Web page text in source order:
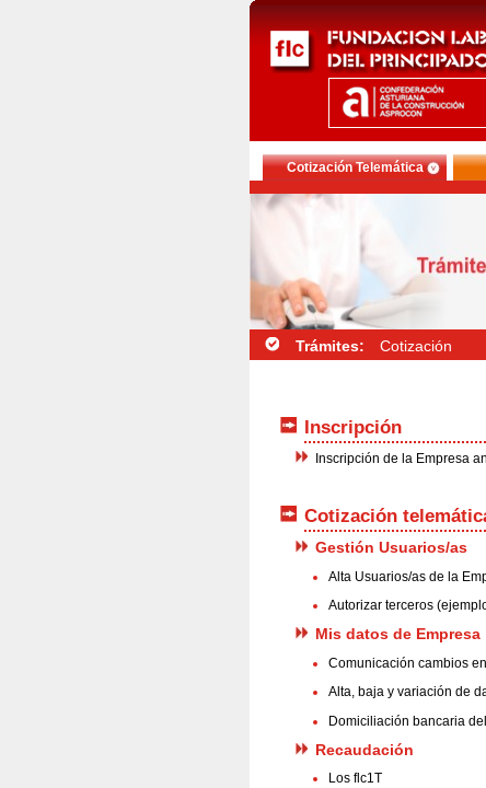
Cotización Telemática
Trámites: Cotización
Inscripción
Inscripción de la Empresa
Cotización
Gestión Usuarios/as
Alta Usuarios/as de la
Autorizar terceros
Mis datos de Empresa
Comunicación cambios
Alta, baja y variación de
Domiciliación bancaria
Recaudación
Los flc1T